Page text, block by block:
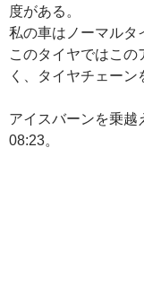
度がある。
私の車はノーマルタ
このタイヤではこ
く、タイヤチェーン
アイスバーンを乗越
08:23。